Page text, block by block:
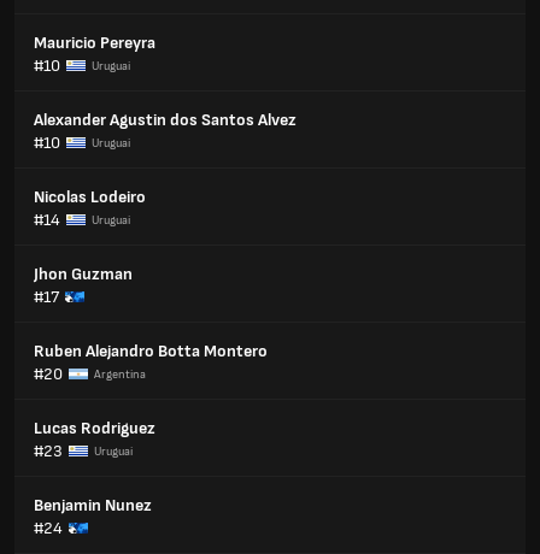
Mauricio Pereyra
#10
Uruguai
Alexander Agustin dos Santos Alvez
#10
Uruguai
Nicolas Lodeiro
#14
Uruguai
Jhon Guzman
#17
Ruben Alejandro Botta Montero
#20
Argentina
Lucas Rodriguez
#23
Uruguai
Benjamin Nunez
#24